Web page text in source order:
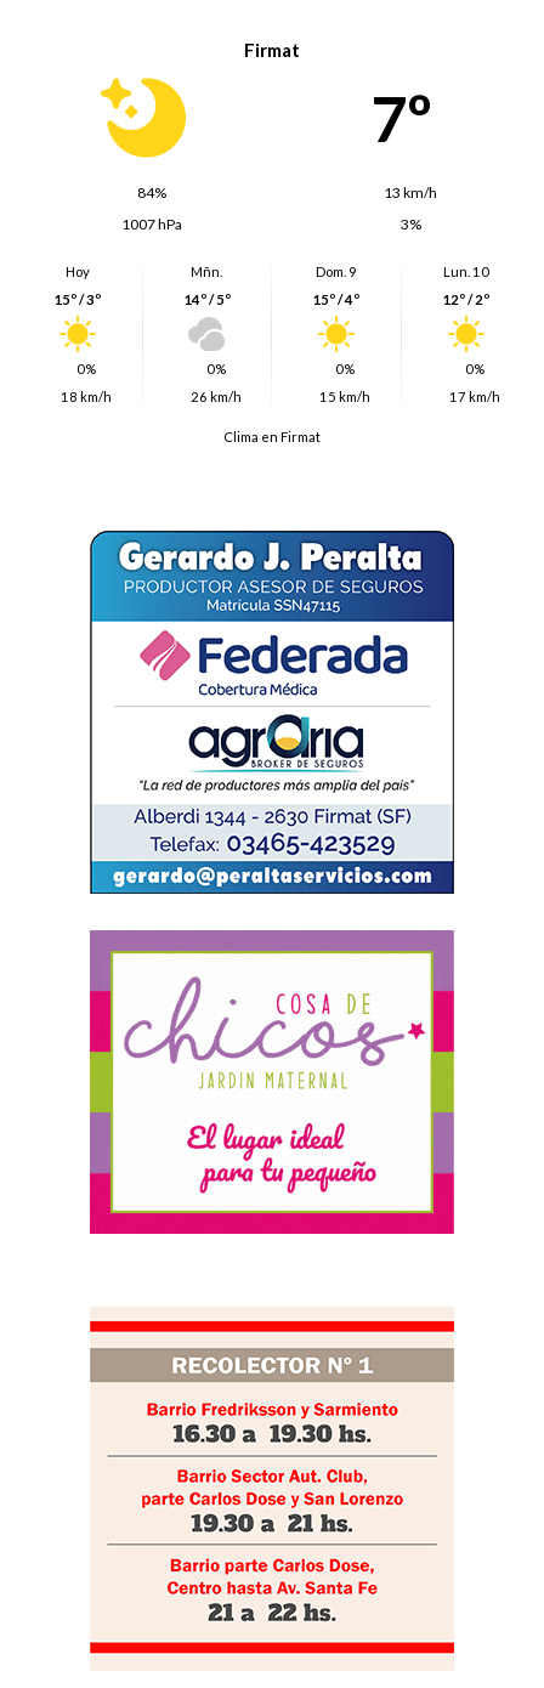
Firmat
7º
84%
13 km/h
1007 hPa
3%
Hoy
15º / 3º
0%
18 km/h
Mñn.
14º / 5º
0%
26 km/h
Dom. 9
15º / 4º
0%
15 km/h
Lun. 10
12º / 2º
0%
17 km/h
Clima en Firmat